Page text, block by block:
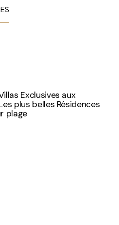
Exclusives aux
plus belles Résidences
plage